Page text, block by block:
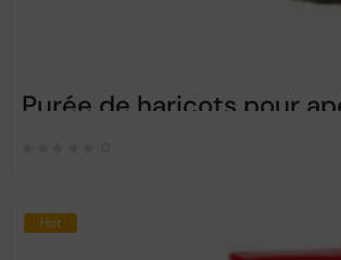
Purée de haricots pour
Hot